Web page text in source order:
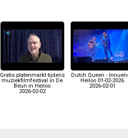
Gratis platenmarkt tijdens
muziekfilmfestival in De
Beun in Heiloo
2026-02-02
Dutch Queen -
Heiloo 01-02-2026
2026-02-01